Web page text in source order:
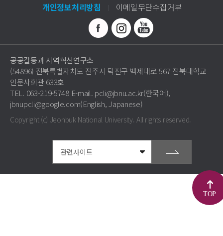
개인정보처리방침 이메일무단수집거부
공공갈등과 지역혁신연구소
(54896) 전북특별자치도 전주시 덕진구 백제대로 567 전북대학교
인문사회관 633호
TEL. 063-219-5748 E-mail. pcli@jbnu.ac.kr(한국어),
jbnupcli@google.com(English, Japanese)
Copyright (c) Jeonbuk National University.All rights reserved.
TOP